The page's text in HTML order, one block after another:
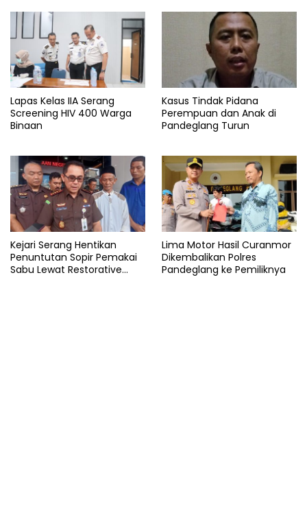
Lapas Kelas IIA Serang
Screening HIV 400 Warga
Binaan
Kasus Tindak Pidana
Perempuan dan Anak di
Pandeglang Turun
Kejari Serang Hentikan
Penuntutan Sopir Pemakai
Sabu Lewat Restorative
Lima Motor Hasil Curanmor
Dikembalikan Polres
Pandeglang ke Pemiliknya